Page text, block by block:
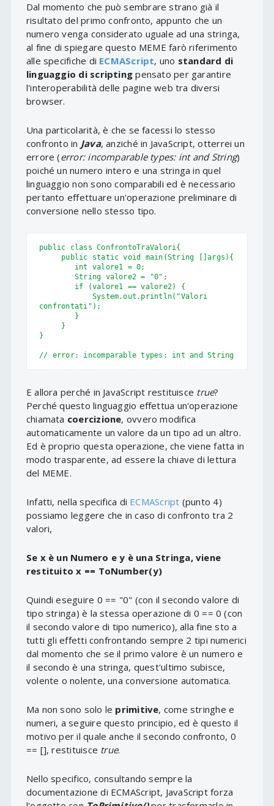
Dal momento che può sembrare strano già il
risultato del primo confronto, appunto che un
numero venga considerato uguale ad una stringa,
al fine di spiegare questo MEME farò riferimento
alle specifiche di ECMAScript, uno standard di
linguaggio di scripting pensato per garantire
l'interoperabilità delle pagine web tra diversi
browser.
Una particolarità, è che se facessi lo stesso
confronto in Java, anziché in JavaScript, otterrei un
errore (error: incomparable types: int and String)
poiché un numero intero e una stringa in quel
linguaggio non sono comparabili ed è necessario
pertanto effettuare un'operazione preliminare di
conversione nello stesso tipo.
public class ConfrontoTraValori{
confrontati");
}
// error: incomparable types: int and String
E allora perché in JavaScript restituisce true?
Perché questo linguaggio effettua un'operazione
chiamata coercizione, ovvero modifica
automaticamente un valore da un tipo ad un altro.
Ed è proprio questa operazione, che viene fatta in
modo trasparente, ad essere la chiave di lettura
del MEME.
Infatti, nella specifica di ECMAScript (punto 4)
possiamo leggere che in caso di confronto tra 2
valori,
Se x è un Numero e y è una Stringa, viene
restituito x == ToNumber(y)
Quindi eseguire 0 == "0" (con il secondo valore di
tipo stringa) è la stessa operazione di 0 == 0 (con
il secondo valore di tipo numerico), alla fine sto a
tutti gli effetti confrontando sempre 2 tipi numerici
dal momento che se il primo valore è un numero e
il secondo è una stringa, quest'ultimo subisce,
volente o nolente, una conversione automatica.
Ma non sono solo le primitive, come stringhe e
numeri, a seguire questo principio, ed è questo il
motivo per il quale anche il secondo confronto, 0
== [], restituisce true.
Nello specifico, consultando sempre la
documentazione di ECMAScript, JavaScript forza